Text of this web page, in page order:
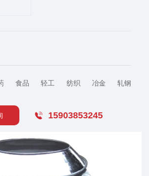
食品 轻工 纺织 冶金 轧钢
15903853245